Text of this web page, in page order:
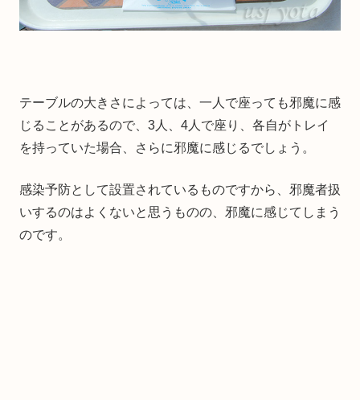
テーブルの大きさによっては、一人で座っても邪魔に感
じることがあるので、3人、4人で座り、各自がトレイ
を持っていた場合、さらに邪魔に感じるでしょう。
感染予防として設置されているものですから、邪魔者扱
いするのはよくないと思うものの、邪魔に感じてしまう
のです。